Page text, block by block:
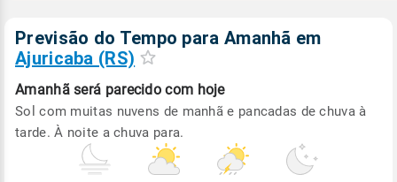
Previsão do Tempo para Amanhã em
Ajuricaba (RS)
Amanhã será parecido com hoje
Sol com muitas nuvens de manhã e pancadas de chuva à
tarde. À noite a chuva para.